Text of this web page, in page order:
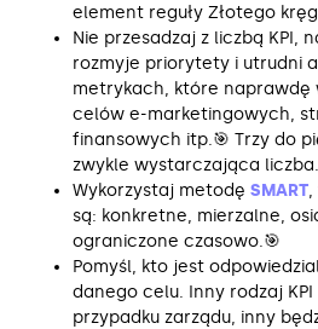
element reguły Złotego
Nie przesadzaj z liczbą KPI,
rozmyje priorytety i utrudni
metrykach, które naprawdę
celów e-marketingowych,
finansowych itp.🎯 Trzy do
zwykle wystarczająca liczba.
Wykorzystaj metodę SMART,
są: konkretne, mierzalne,
ograniczone czasowo.🎯
Pomyśl, kto jest
danego celu. Inny rodzaj
przypadku zarządu, inny